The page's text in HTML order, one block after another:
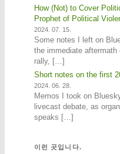
How (Not) to Cover
Prophet of Political
2024. 07. 15.
Some notes I left on
the immediate
rally, […]
Short notes on the first
2024. 06. 28.
Memos I took on
livecast debate, as
speaks […]
이런 곳입니다.